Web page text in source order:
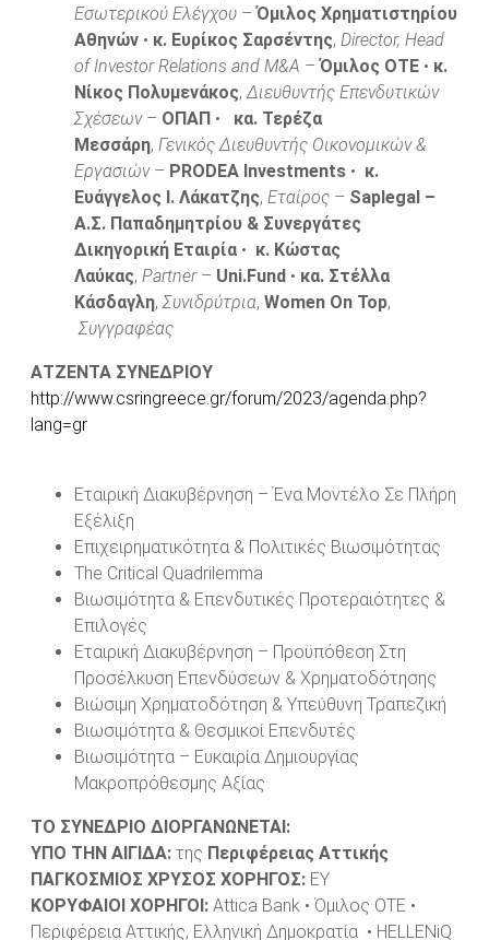
Εσωτερικού Ελέγχου –Όμιλος Χρηματιστηρίου
Αθηνών • κ. Ευρίκος Σαρσέντης, Director, Head
of Investor Relations and M&A –Όμιλος ΟΤΕ • κ.
Νίκος Πολυμενάκος,Διευθυντής Επενδυτικών
Σχέσεων– ΟΠΑΠ • κα. Τερέζα
Μεσσάρη, Γενικός Διευθυντής Οικονομικών &
Εργασιών– PRODEA Investments • κ.
Ευάγγελος Ι. Λάκατζης, Εταίρος – Saplegal –
Α.Σ. Παπαδημητρίου & Συνεργάτες
Δικηγορική Εταιρία • κ. Κώστας
Λαύκας, Partner– Uni.Fund • κα. Στέλλα
Κάσδαγλη,Συνιδρύτρια, Women On Top,
Συγγραφέας
ΑΤΖΕΝΤΑ ΣΥΝΕΔΡΙΟΥ
http://www.csringreece.gr/forum/2023/agenda.php?
lang=gr
Εταιρική Διακυβέρνηση – Ένα Μοντέλο Σε Πλήρη
Εξέλιξη
Επιχειρηματικότητα & Πολιτικές Βιωσιμότητας
The Critical Quadrilemma
Βιωσιμότητα & Επενδυτικές Προτεραιότητες &
Επιλογές
Εταιρική Διακυβέρνηση – Προϋπόθεση Στη
Προσέλκυση Επενδύσεων & Χρηματοδότησης
Βιώσιμη Χρηματοδότηση & Υπεύθυνη Τραπεζική
Βιωσιμότητα & Θεσμικοί Επενδυτές
Βιωσιμότητα – Ευκαιρία Δημιουργίας
Μακροπρόθεσμης Αξίας
ΤΟ ΣΥΝΕΔΡΙΟ ΔΙΟΡΓΑΝΩΝΕΤΑΙ:
ΥΠΟ ΤΗΝ ΑΙΓΙΔΑ: της Περιφέρειας Αττικής
ΠΑΓΚΟΣΜΙΟΣ ΧΡΥΣΟΣ ΧΟΡΗΓΟΣ: EY
ΚΟΡΥΦΑΙΟΙ ΧΟΡΗΓΟΙ: Attica Bank • Όμιλος OTE •
Περιφέρεια Αττικής, Ελληνική Δημοκρατία • HELLENiQ